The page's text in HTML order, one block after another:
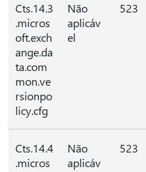
Cts.14.3
.micros
oft.exch
ange.da
ta.com
mon.ve
rsionpo
licy.cfg
Não
aplicáv
el
523
Cts.14.4
.micros
Não
aplicáv
523